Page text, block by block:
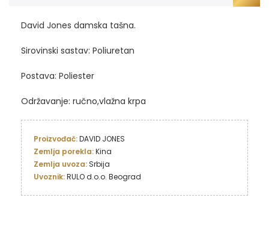
David Jones damska tašna.
Sirovinski sastav: Poliuretan
Postava: Poliester
Održavanje: ručno,vlažna krpa
Proizvođač:
Zemlja porekla:
Zemlja uvoza:
Uvoznik: RULO d.o.o. Beograd